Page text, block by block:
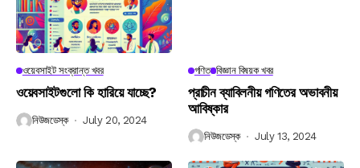
ওয়েবসাইট সংক্রান্ত খবর
ওয়েবসাইটগুলো কি হারিয়ে যাচ্ছে?
নিউজডেস্ক July 20, 2024
গণিত বিজ্ঞান বিষয়ক খবর
প্রাচীন ব্যাবিলনীয় গণিতের অভাবনীয়
আবিষ্কার
নিউজডেস্ক July 13, 2024